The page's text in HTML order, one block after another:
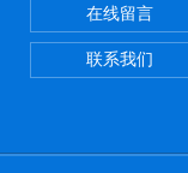
在线留言
联系我们